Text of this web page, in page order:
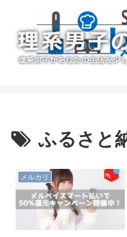
ふるさと
メルカリ